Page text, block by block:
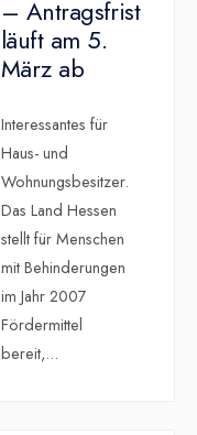
– Antragsfrist
läuft am 5.
März ab
Interessantes für
Haus- und
Wohnungsbesitzer.
Das Land Hessen
stellt für Menschen
mit Behinderungen
im Jahr 2007
Fördermittel
bereit,...